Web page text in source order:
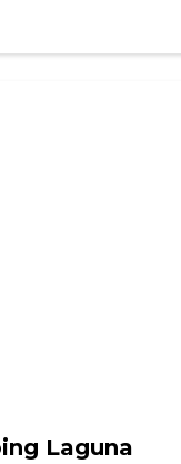
Laguna